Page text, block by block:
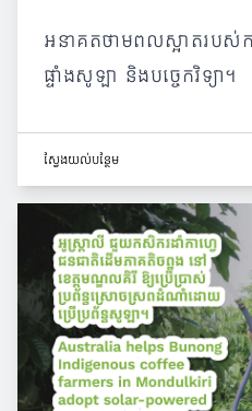
អនាគតថាមពលស្អាតរបស់ក
ផ្ទាំងសូឡា និងបច្ចេកវិទ្យា។
ស្វែង​យល់​បន្ថែម